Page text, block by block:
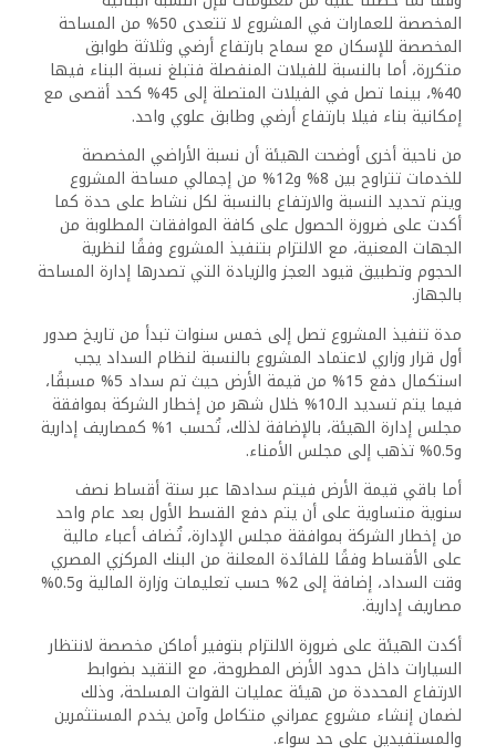
المخصصة للعمارات في المشروع لا تتعدى 50% من المساحة
المخصصة للإسكان مع سماح بارتفاع أرضي وثلاثة طوابق
متكررة، أما بالنسبة للفيلات المنفصلة فتبلغ نسبة البناء فيها
40%، بينما تصل في الفيلات المتصلة إلى 45% كحد أقصى مع
إمكانية بناء فيلا بارتفاع أرضي وطابق علوي واحد.
من ناحية أخرى أوضحت الهيئة أن نسبة الأراضي المخصصة
للخدمات تتراوح بين 8% و12% من إجمالي مساحة المشروع
ويتم تحديد النسبة والارتفاع بالنسبة لكل نشاط على حدة كما
أكدت على ضرورة الحصول على كافة الموافقات المطلوبة من
الجهات المعنية، مع الالتزام بتنفيذ المشروع وفقًا لنظرية
الحجوم وتطبيق قيود العجز والزيادة التي تصدرها إدارة المساحة
بالجهاز.
مدة تنفيذ المشروع تصل إلى خمس سنوات تبدأ من تاريخ صدور
أول قرار وزاري لاعتماد المشروع بالنسبة لنظام السداد يجب
استكمال دفع 15% من قيمة الأرض حيث تم سداد 5% مسبقًا،
فيما يتم تسديد الـ10% خلال شهر من إخطار الشركة بموافقة
مجلس إدارة الهيئة، بالإضافة لذلك، تُحسب 1% كمصاريف إدارية
و0.5% تذهب إلى مجلس الأمناء.
أما باقي قيمة الأرض فيتم سدادها عبر ستة أقساط نصف
سنوية متساوية على أن يتم دفع القسط الأول بعد عام واحد
من إخطار الشركة بموافقة مجلس الإدارة، تُضاف أعباء مالية
على الأقساط وفقًا للفائدة المعلنة من البنك المركزي المصري
وقت السداد، إضافة إلى 2% حسب تعليمات وزارة المالية و0.5%
مصاريف إدارية.
أكدت الهيئة على ضرورة الالتزام بتوفير أماكن مخصصة لانتظار
السيارات داخل حدود الأرض المطروحة، مع التقيد بضوابط
الارتفاع المحددة من هيئة عمليات القوات المسلحة، وذلك
لضمان إنشاء مشروع عمراني متكامل وآمن يخدم المستثمرين
والمستفيدين على حد سواء.